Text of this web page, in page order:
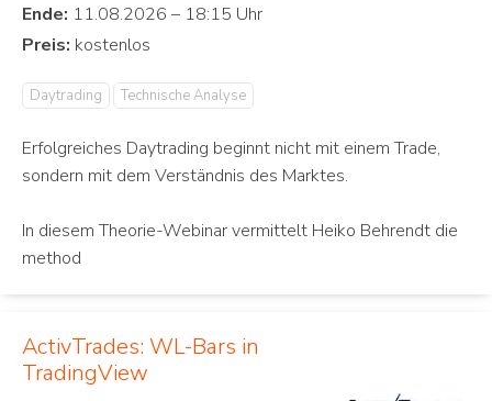
Ende:
Preis:
Daytrading Technische Analyse
Erfolgreiches Daytrading beginnt nicht mit einem Trade,
sondern mit dem Verständnis des Marktes.
In diesem Theorie-Webinar vermittelt Heiko Behrendt die
method
ActivTrades: WL-Bars in
TradingView